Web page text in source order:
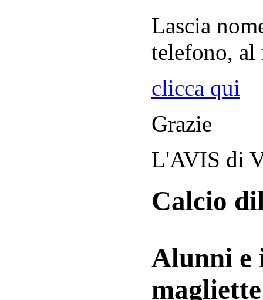
Lascia
telefono, al
clicca qui
Grazie
L'AVIS di
Calcio
Alunni e